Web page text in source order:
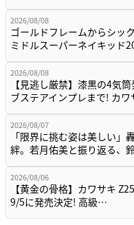
2026/08/08
ゴールドフレームからシッ
ミドルスーパーネイキッド
2026/08/08
【見逃し厳禁】漆黒の4気
ブステアインプレまで! カ
2026/08/07
「限界に挑む姿は美しい」
絆。若月佑美と振り返る、
2026/08/06
【黄金の骨格】カワサキ
9/5に発売決定! 高級…